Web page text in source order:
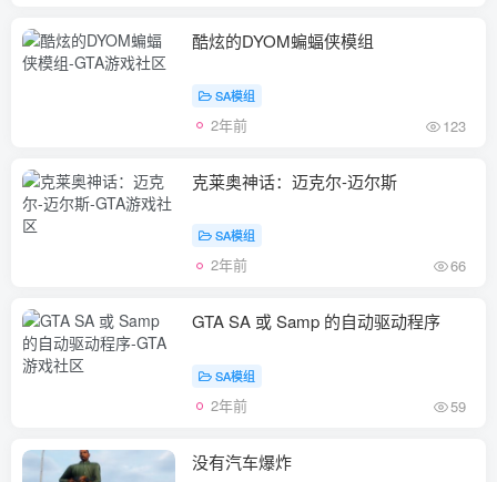
酷炫的DYOM蝙蝠侠模组
SA模组
2年前 123
克莱奥神话：迈克尔-迈尔斯
SA模组
2年前 66
GTA SA 或 Samp 的自动驱动程序
SA模组
2年前 59
没有汽车爆炸